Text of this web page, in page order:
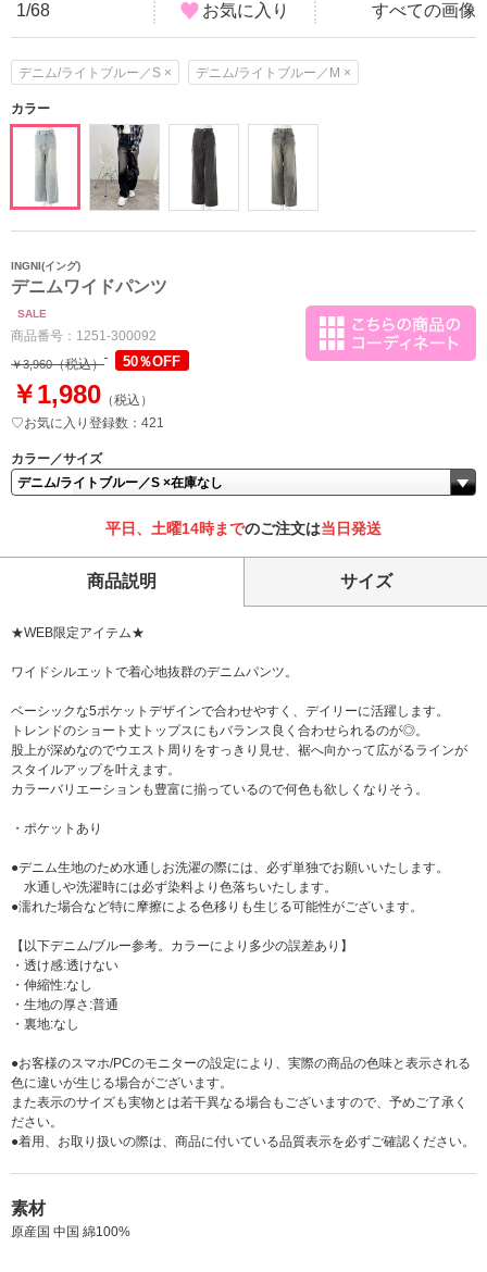
1/68 お気に入り すべての画像
デニム/ライトブルー／S × デニム/ライトブルー／M ×
カラー
INGNI(イング)
デニムワイドパンツ
SALE
商品番号： 1251-300092
￥3,960（税込） 50％OFF
￥1,980 （税込）
♡お気に入り登録数：421
カラー／サイズ
平日、土曜14時までのご注文は当日発送
商品説明 サイズ
★WEB限定アイテム★
ワイドシルエットで着心地抜群のデニムパンツ。
ベーシックな5ポケットデザインで合わせやすく、デイリーに活躍します。
トレンドのショート丈トップスにもバランス良く合わせられるのが◎。
股上が深めなのでウエスト周りをすっきり見せ、裾へ向かって広がるラインが
スタイルアップを叶えます。
カラーバリエーションも豊富に揃っているので何色も欲しくなりそう。
・ポケットあり
●デニム生地のため水通しお洗濯の際には、必ず単独でお願いいたします。
水通しや洗濯時には必ず染料より色落ちいたします。
●濡れた場合など特に摩擦による色移りも生じる可能性がございます。
【以下デニム/ブルー参考。カラーにより多少の誤差あり】
・透け感:透けない
・伸縮性:なし
・生地の厚さ:普通
・裏地:なし
●お客様のスマホ/PCのモニターの設定により、実際の商品の色味と表示される
色に違いが生じる場合がございます。
また表示のサイズも実物とは若干異なる場合もございますので、予めご了承く
ださい。
●着用、お取り扱いの際は、商品に付いている品質表示を必ずご確認ください。
素材
原産国 中国 綿100%